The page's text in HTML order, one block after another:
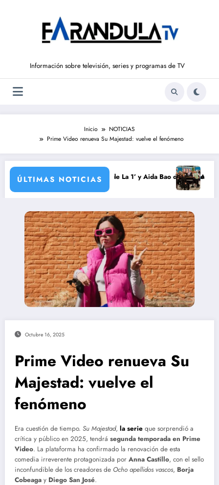
Información sobre televisión, series y programas de TV
Inicio
NOTICIAS
Prime Video renueva Su Majestad: vuelve el fenómeno
ÚLTIMAS NOTICIAS
vuelve a ‘La Hora de La 1’ y Aida Bao da el salto a ‘Mañaneros
Adiós a ‘Cine de
Octubre 16, 2025
Prime Video renueva Su
Majestad: vuelve el
fenómeno
Era cuestión de tiempo. Su Majestad, la serie que sorprendió a
crítica y público en 2025, tendrá segunda temporada en Prime
Video. La plataforma ha confirmado la renovación de esta
comedia irreverente protagonizada por Anna Castillo, con el sello
inconfundible de los creadores de Ocho apellidos vascos, Borja
Cobeaga y Diego San José.